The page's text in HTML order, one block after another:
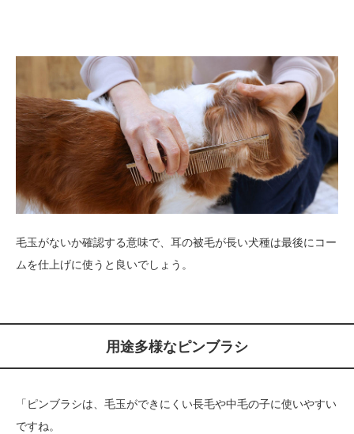
毛玉がないか確認する意味で、耳の被毛が長い犬種は最後にコー
ムを仕上げに使うと良いでしょう。
用途多様なピンブラシ
「ピンブラシは、毛玉ができにくい長毛や中毛の子に使いやすい
ですね。